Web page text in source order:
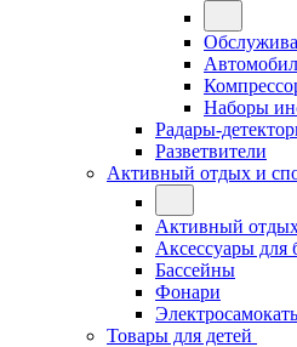
Наборы
Радары-
Разветвители
Активный отдых и
Активный
Аксессуары для
Бассейны
Фонари
Товары для детей